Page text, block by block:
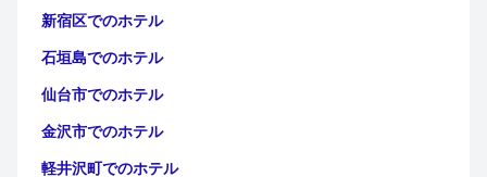
新宿区でのホテル
石垣島でのホテル
仙台市でのホテル
金沢市でのホテル
軽井沢町でのホテル